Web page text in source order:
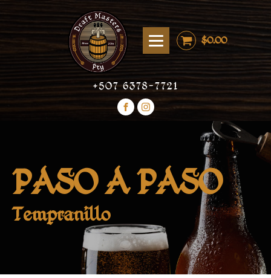
$0.00
+507 6378-7721
PASO A PASO
Tempranillo